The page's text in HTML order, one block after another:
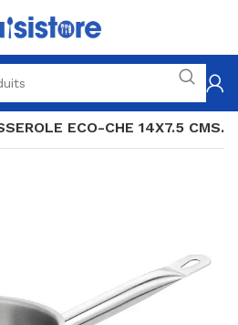
ECO-CHE 14X7.5 CMS.